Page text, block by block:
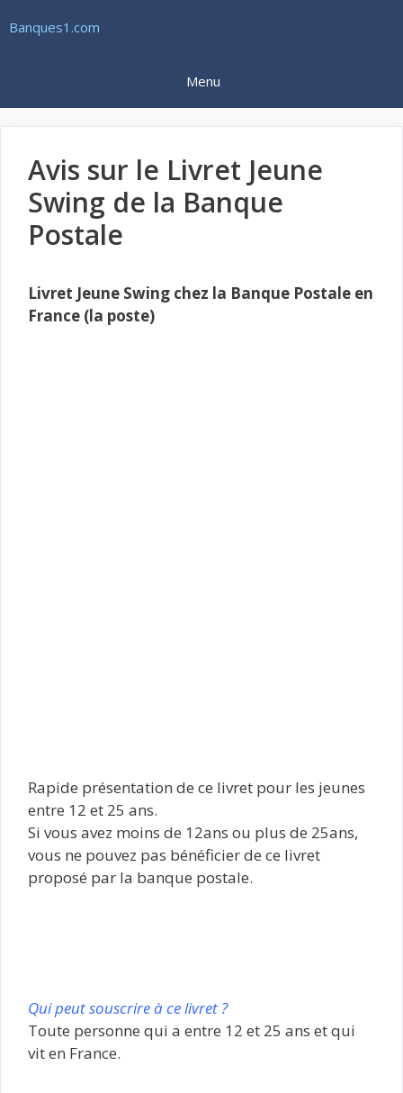
auBanques1.com
Menu
Avis sur le Livret Jeune
Swing de la Banque
Postale
Livret Jeune Swing chez la Banque Postale en
France (la poste)
Rapide présentation de ce livret pour les jeunes
entre 12 et 25 ans.
Si vous avez moins de 12ans ou plus de 25ans,
vous ne pouvez pas bénéficier de ce livret
proposé par la banque postale.
Qui peut souscrire à ce livret ?
Toute personne qui a entre 12 et 25 ans et qui
vit en France.